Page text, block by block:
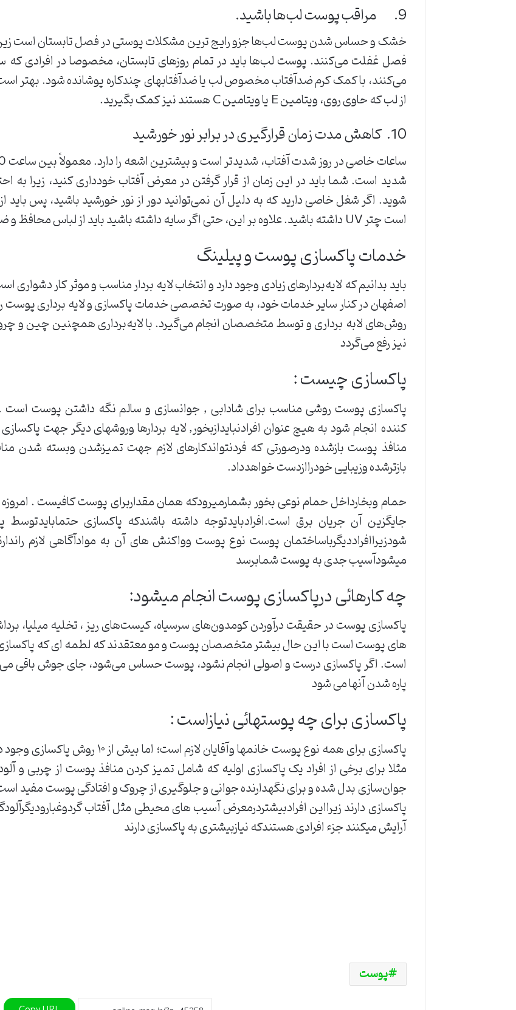
9. مراقب پوست لب‌ها باشید.
خشک و حساس شدن پوست لب‌ها جزو رایج ترین مشکلات پوستی در فصل تابستان است زیرا
فصل غفلت می‌کنند. پوست لب‌ها باید در تمام روزهای تابستان، مخصوصا در افرادی که
می‌کنند، با کمک کرم ضدآفتاب مخصوص لب یا ضدآفتابهای چندکاره پوشانده شود. بهتر
از لب که حاوی روی، ویتامین E یا ویتامین C هستند نیز کمک بگیرید.
10. کاهش مدت زمان قرارگیری در برابر نور خورشید
شدید است. شما باید در این زمان از قرار گرفتن در معرض آفتاب خودداری کنید، زیرا
شوید. اگر شغل خاصی دارید که به دلیل آن نمی‌توانید دور از نور خورشید باشید، پس باید
است چتر UV داشته باشید. علاوه بر این، حتی اگر سایه داشته باشید باید از لباس محافظ و ضد آفتاب استفاده کنید.
خدمات پاکسازی پوست و پیلینگ
باید بدانیم که لایه‌بردارهای زیادی وجود دارد و انتخاب لایه بردار مناسب و موثر کار
اصفهان در کنار سایر خدمات خود، به صورت تخصصی خدمات پاکسازی و لایه برداری پوست
روش‌های لابه برداری و توسط متخصصان انجام می‌گیرد. با لایه‌برداری همچنین چین
نیز رفع می‌گردد
پاکسازی چیست :
پاکسازی پوست روشی مناسب برای شادابی , جوانسازی و سالم نگه داشتن پوست است
کننده انجام شود به هیچ عنوان افرادنبایدازبخور, لایه بردارها وروشهای دیگر جهت
منافذ پوست بازشده ودرصورتی که فردنتواندکارهای لازم جهت تمیزشدن وبسته شدن
بازترشده وزیبایی خودراازدست خواهدداد.
حمام وبخارداخل حمام نوعی بخور بشمارمیرودکه همان مقداربرای پوست کافیست . امروزه
جایگزین آن جریان برق است.افرادبایدتوجه داشته باشندکه پاکسازی حتمابایدتوسط
شودزیراافراددیگرباساختمان پوست نوع پوست وواکنش های آن به موادآگاهی لازم
میشودآسیب جدی به پوست شمابرسد
چه کارهائی درپاکسازی پوست انجام میشود:
پاکسازی پوست در حقیقت درآوردن کومدون‌های سرسیاه، کیست‌های ریز ، تخلیه میلیا،
های پوست است با این حال بیشتر متخصصان پوست و مو معتقدند که لطمه ای که پاکسازی
است. اگر پاکسازی درست و اصولی انجام نشود، پوست حساس می‌شود، جای جوش باقی
پاره شدن آنها می شود
پاکسازی برای چه پوستهائی نیازاست :
پاکسازی برای همه نوع پوست خانمها
مثلا برای برخی از افراد یک پاکسازی اولیه که شامل تمیز کردن منافذ پوست از چربی و
جوان‌سازی بدل شده و برای نگهدارنده جوانی و جلوگیری از چروک و افتادگی پوست مفید است.
پاکسازی دارند زیرااین افرادبیشتردرمعرض آسیب های محیطی مثل آفتاب
آرایش میکنند جزء افرادی هستندکه نیازبیشتری به پاکسازی دارند
پوست